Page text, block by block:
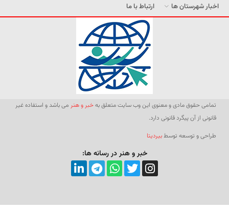
اخبار شهرستان ها
ارتباط با ما
تمامی حقوق مادی و معنوی این وب سایت متعلق بهخبر و هنر می باشد و استفاده غیر
قانونی از آن پیگرد قانونی دارد.
طراحی و توسعه توسطبیردیتا
خبر و هنر در رسانه ها: